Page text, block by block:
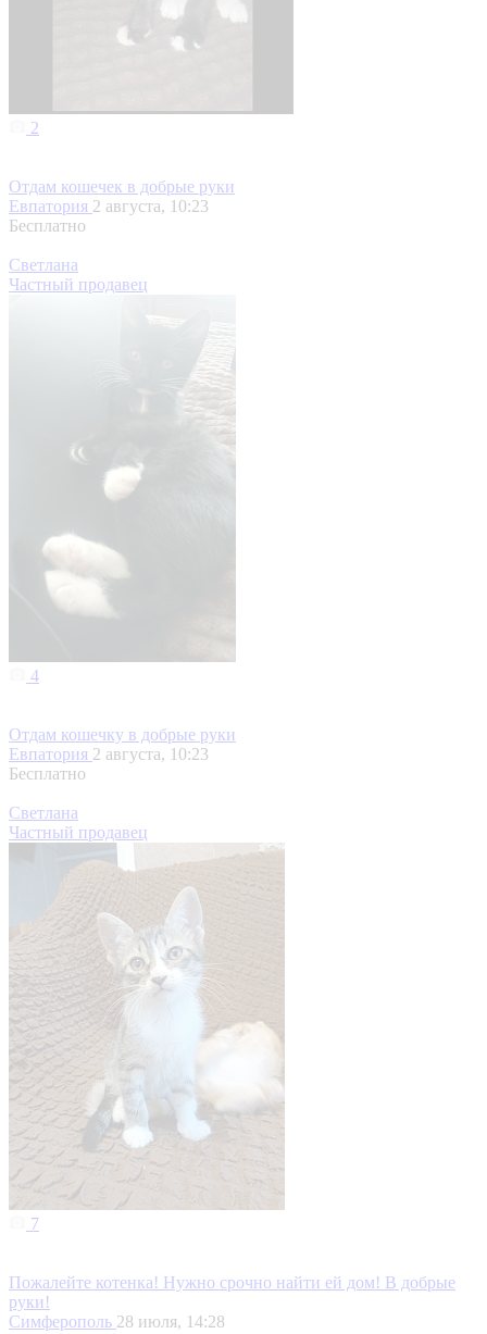
2
Отдам кошечек в добрые руки
Евпатория 2 августа, 10:23
Бесплатно
Светлана
Частный продавец
4
Отдам кошечку в добрые руки
Евпатория 2 августа, 10:23
Бесплатно
Светлана
Частный продавец
7
Пожалейте котенка! Нужно срочно найти ей дом! В добрые
руки!
Симферополь 28 июля, 14:28